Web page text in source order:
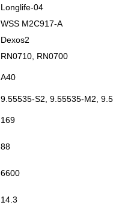
Longlife-04
WSS M2C917-A
Dexos2
RN0710, RN0700
A40
9.55535-S2, 9.55535-M2,
169
88
6600
14.3